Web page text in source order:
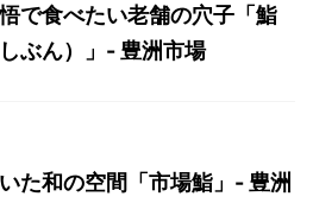
で食べたい老舗の穴子「鮨
ぶん）」- 豊洲市場
た和の空間「市場鮨」- 豊洲